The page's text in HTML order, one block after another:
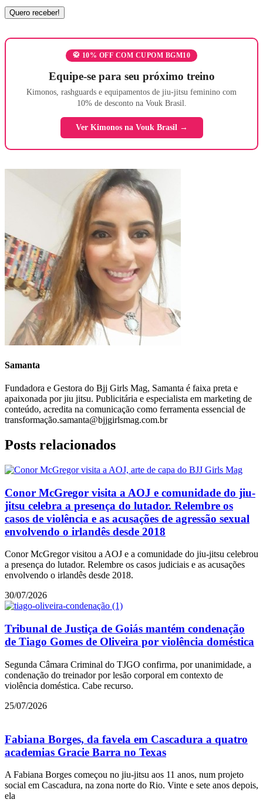
🥋 10% OFF COM CUPOM BGM10
Equipe-se para seu próximo treino
Kimonos, rashguards e equipamentos de jiu-jitsu feminino com
10% de desconto na Vouk Brasil.
Ver Kimonos na Vouk Brasil →
Samanta
Fundadora e Gestora do Bjj Girls Mag, Samanta é faixa preta e
apaixonada por jiu jitsu. Publicitária e especialista em marketing de
conteúdo, acredita na comunicação como ferramenta essencial de
transformação.samanta@bjjgirlsmag.com.br
Posts relacionados
Conor McGregor visita a AOJ e comunidade do jiu-
jitsu celebra a presença do lutador. Relembre os
casos de violência e as acusações de agressão sexual
envolvendo o irlandês desde 2018
Conor McGregor visitou a AOJ e a comunidade do jiu-jitsu celebrou
a presença do lutador. Relembre os casos judiciais e as acusações
envolvendo o irlandês desde 2018.
30/07/2026
Tribunal de Justiça de Goiás mantém condenação
de Tiago Gomes de Oliveira por violência doméstica
Segunda Câmara Criminal do TJGO confirma, por unanimidade, a
condenação do treinador por lesão corporal em contexto de
violência doméstica. Cabe recurso.
25/07/2026
Fabiana Borges, da favela em Cascadura a quatro
academias Gracie Barra no Texas
A Fabiana Borges começou no jiu-jitsu aos 11 anos, num projeto
social em Cascadura, na zona norte do Rio. Vinte e sete anos depois,
ela